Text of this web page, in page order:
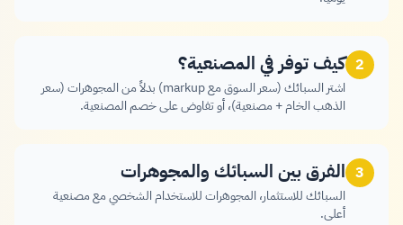
2 كيف توفر في المصنعية؟
اشتر السبائك (سعر السوق مع markup) بدلاً من المجوهرات (سعر
الذهب الخام + مصنعية)، أو تفاوض على خصم المصنعية.
3 الفرق بين السبائك والمجوهرات
السبائك للاستثمار، المجوهرات للاستخدام الشخصي مع مصنعية
أعلى.